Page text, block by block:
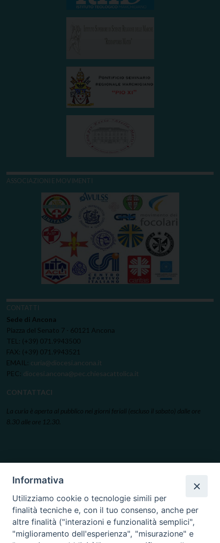
ASSOCIAZIONI E MOVIMENTI
CONTATTI
Sede di Ancona
Piazza del Senato 7 - 60121 Ancona
TEL: (+39) 071.9943500
FAX: (+39) 071.9943521
EMAIL: curia@diocesi.ancona.it
PEC: diocesi.ancona@pec.chiesacattolica.it
CONTATTACI
La curia è aperta al pubblico nei giorni feriali (escluso il sabato) dalle ore
8.30 alle ore 12.30.
Informativa
Utilizziamo cookie o tecnologie simili per
finalità tecniche e, con il tuo consenso, anche per
altre finalità ("interazioni e funzionalità semplici",
"miglioramento dell'esperienza", "misurazione" e